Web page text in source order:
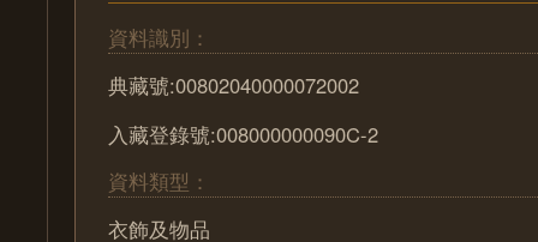
資料識別：
典藏號:00802040000072002
入藏登錄號:008000000090C-2
資料類型：
衣飾及物品